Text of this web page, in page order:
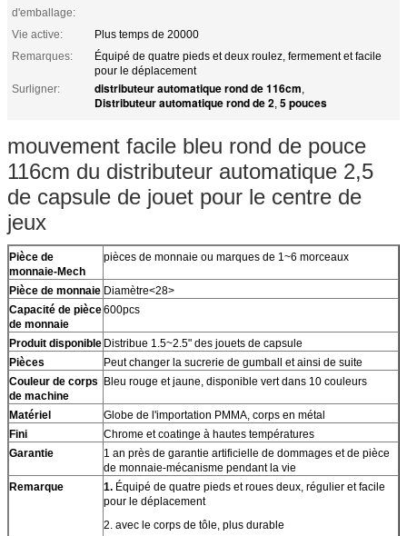
d'emballage:
Vie active:
Plus temps de 20000
Remarques:
Équipé de quatre pieds et deux roulez, fermement et facile
pour le déplacement
Surligner:
distributeur automatique rond de 116cm,
Distributeur automatique rond de 2, 5 pouces
mouvement facile bleu rond de pouce
116cm du distributeur automatique 2,5
de capsule de jouet pour le centre de
jeux
Pièce de
monnaie-Mech
pièces de monnaie ou marques de 1~6 morceaux
Pièce de monnaie Diamètre<28>
Capacité de pièce
de monnaie
600pcs
Produit disponible Distribue 1.5~2.5" des jouets de capsule
Pièces
Peut changer la sucrerie de gumball et ainsi de suite
Couleur de corps
de machine
Bleu rouge et jaune, disponible vert dans 10 couleurs
Matériel
Globe de l'importation PMMA, corps en métal
Fini
Chrome et coatinge à hautes températures
Garantie
1 an près de garantie artificielle de dommages et de pièce
de monnaie-mécanisme pendant la vie
Remarque
1. Équipé de quatre pieds et roues deux, régulier et facile
pour le déplacement
2. avec le corps de tôle, plus durable